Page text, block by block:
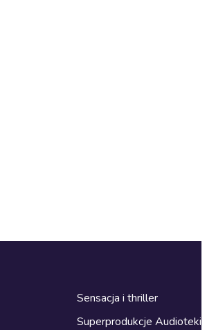
Sensacja i thriller
Superprodukcje Audioteki